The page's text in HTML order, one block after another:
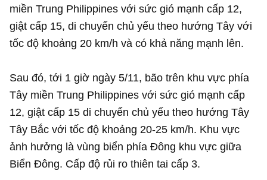
miền Trung Philippines với sức gió mạnh cấp 12,
giật cấp 15, di chuyển chủ yếu theo hướng Tây với
tốc độ khoảng 20 km/h và có khả năng mạnh lên.
Sau đó, tới 1 giờ ngày 5/11, bão trên khu vực phía
Tây miền Trung Philippines với sức gió mạnh cấp
12, giật cấp 15 di chuyển chủ yếu theo hướng Tây
Tây Bắc với tốc độ khoảng 20-25 km/h. Khu vực
ảnh hưởng là vùng biển phía Đông khu vực giữa
Biển Đông. Cấp độ rủi ro thiên tai cấp 3.